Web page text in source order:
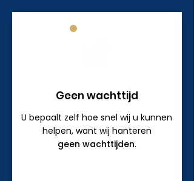
Geen wachttijd
U bepaalt zelf hoe snel wij u kunnen
helpen, want wij hanteren
geen wachttijden.